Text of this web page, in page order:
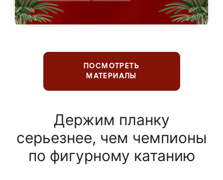
ПОСМОТРЕТЬ
МАТЕРИАЛЫ
Держим планку
серьезнее, чем чемпионы
по фигурному катанию